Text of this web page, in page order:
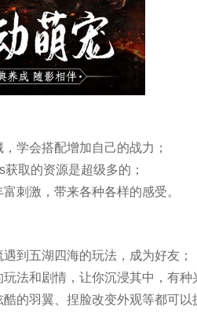
学会搭配增加自己的战力；
取的资源是超级多的；
刺激，带来各种各样的感受。
到五湖四海的玩法，成为好友；
法和剧情，让你沉浸其中，有种
的羽翼、捏脸改变外观等都可